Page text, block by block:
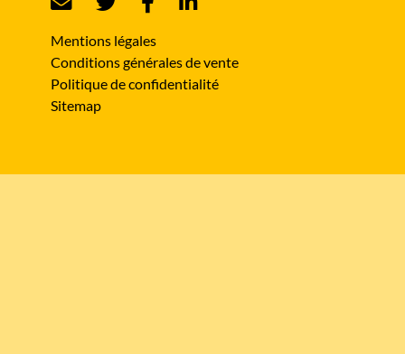
Mentions légales
Conditions générales de vente
Politique de confidentialité
Sitemap